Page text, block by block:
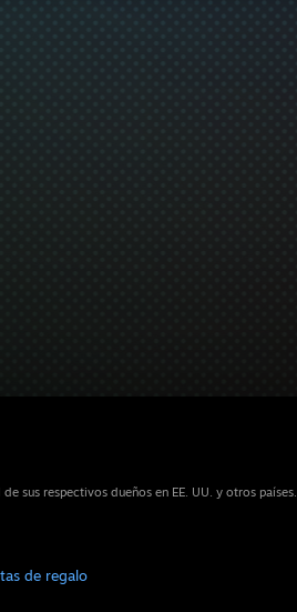
sus respectivos dueños en EE. UU. y otros países.
de regalo